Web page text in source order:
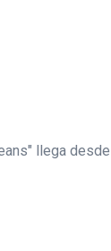
llega desde